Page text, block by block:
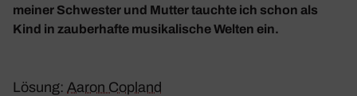
meiner Schwester und Mutter tauchte ich schon als
Kind in zauberhafte musikalische Welten ein.
Lösung: Aaron Copland